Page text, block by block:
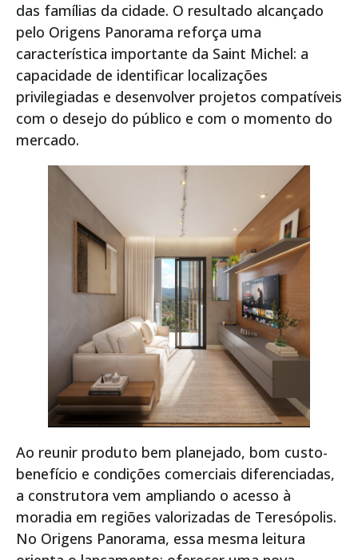
das famílias da cidade. O resultado alcançado
pelo Origens Panorama reforça uma
característica importante da Saint Michel: a
capacidade de identificar localizações
privilegiadas e desenvolver projetos compatíveis
com o desejo do público e com o momento do
mercado.
Ao reunir produto bem planejado, bom custo-
benefício e condições comerciais diferenciadas,
a construtora vem ampliando o acesso à
moradia em regiões valorizadas de Teresópolis.
No Origens Panorama, essa mesma leitura